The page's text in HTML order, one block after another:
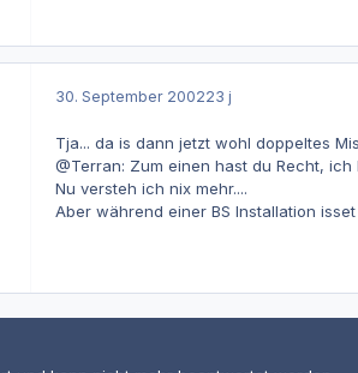
30. September 200223 j
Tja... da is dann jetzt wohl doppeltes
@Terran: Zum einen hast du Recht,
Nu versteh ich nix mehr....
Aber während einer BS Installation